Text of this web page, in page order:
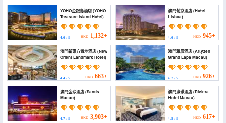
YOHO金銀島酒店 (YOHO
Treasure Island Hotel)
4.6 / 5 HKD 1,132+
澳門葡京酒店 (Hotel
Lisboa)
4.6/ 5 HKD 945+
澳門新東方置地酒店 (New
Orient Landmark Hotel)
4.4 / 5 HKD 663+
澳門雅辰酒店 (Artyzen
Grand Lapa Macau)
4.7/ 5 HKD 926+
澳門金沙酒店 (Sands
Macao)
4.7 / 5 HKD 3,903+
澳門濠璟酒店 (Riviera
Hotel Macau)
4.5/ 5 HKD 617+